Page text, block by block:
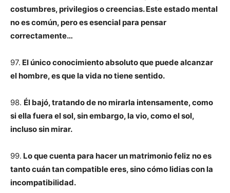
costumbres, privilegios o creencias. Este estado mental
no es común, pero es esencial para pensar
correctamente…
97. El único conocimiento absoluto que puede alcanzar
el hombre, es que la vida no tiene sentido.
98. Él bajó, tratando de no mirarla intensamente, como
si ella fuera el sol, sin embargo, la vio, como el sol,
incluso sin mirar.
99. Lo que cuenta para hacer un matrimonio feliz no es
tanto cuán tan compatible eres, sino cómo lidias con la
incompatibilidad.